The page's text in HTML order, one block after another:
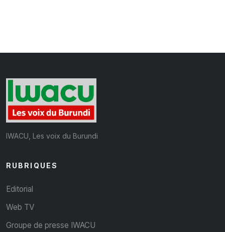
IWACU, Les voix du Burundi
RUBRIQUES
Editorial
Web TV
Groupe de presse IWACU